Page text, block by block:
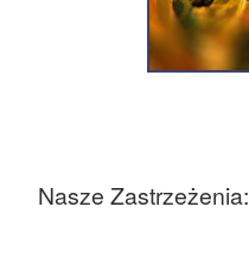
Nasze Zastrzeżenia: